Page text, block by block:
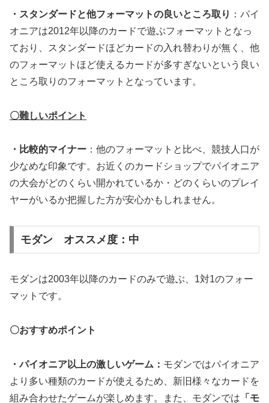
・スタンダードと他フォーマットの良いところ取り ：パイ
オニアは2012年以降のカードで遊ぶフォーマットとなっ
ており、スタンダードほどカードの入れ替わりが無く、他
のフォーマットほど使えるカードが多すぎないという良い
ところ取りのフォーマットとなっています。
〇難しいポイント
・比較的マイナー ：他のフォーマットと比べ、競技人口が
少なめな印象です。お近くのカードショップでパイオニア
の大会がどのくらい開かれているか・どのくらいのプレイ
ヤーがいるか把握した方が安心かもしれません。
モダン オススメ度：中
モダンは2003年以降のカードのみで遊ぶ、1対1のフォー
マットです。
〇おすすめポイント
・パイオニア以上の激しいゲーム： モダンではパイオニア
より多い種類のカードが使えるため、新旧様々なカードを
組み合わせたゲームが楽しめます。また、モダンでは 「モ